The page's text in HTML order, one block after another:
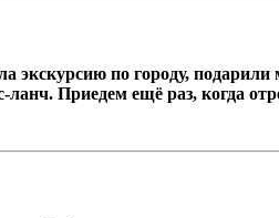
по городу, подарили
Приедем ещё раз, когда